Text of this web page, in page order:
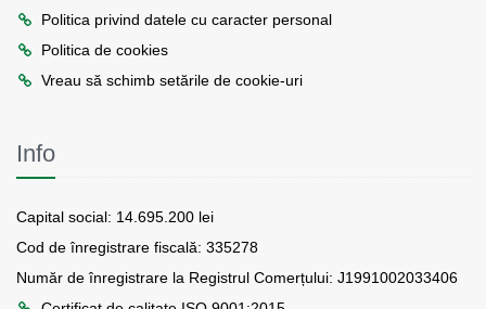
Politica privind datele cu caracter personal
Politica de cookies
Vreau să schimb setările de cookie-uri
Info
Capital social: 14.695.200 lei
Cod de înregistrare fiscală: 335278
Număr de înregistrare la Registrul Comerțului: J1991002033406